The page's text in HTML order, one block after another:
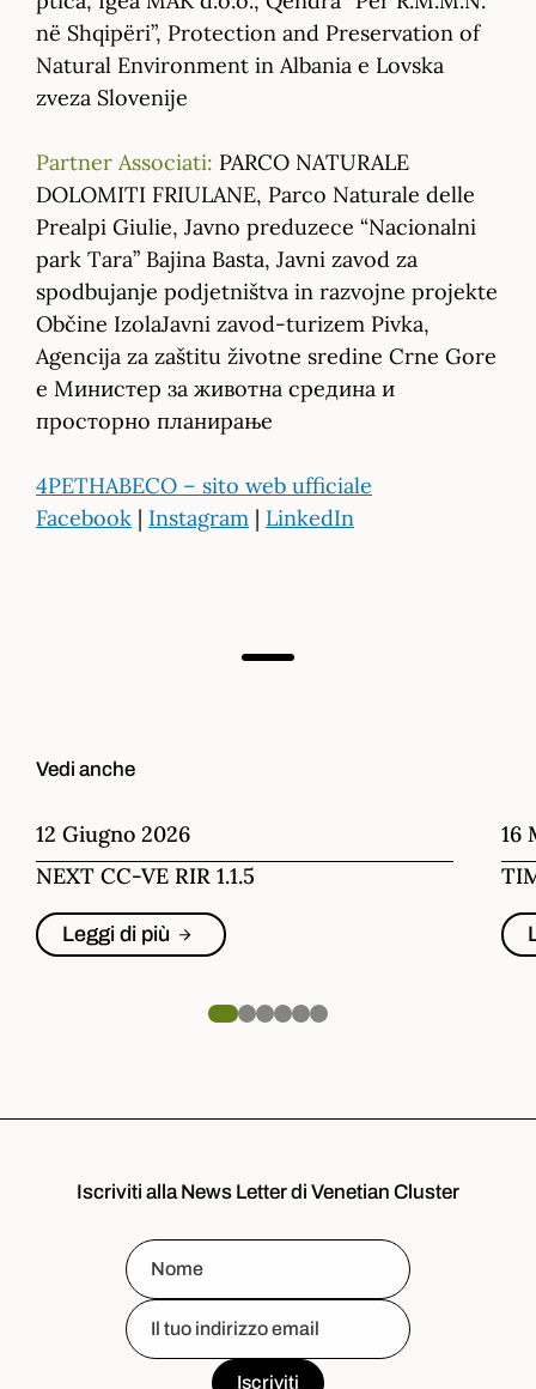
në Shqipëri”, Protection and Preservation of
Natural Environment in Albania e Lovska
zveza Slovenije
Partner Associati: PARCO NATURALE
DOLOMITI FRIULANE, Parco Naturale delle
Prealpi Giulie, Javno preduzece “Nacionalni
park Tara” Bajina Basta, Javni zavod za
spodbujanje podjetništva in razvojne projekte
Občine IzolaJavni zavod-turizem Pivka,
Agencija za zaštitu životne sredine Crne Gore
e Mинистер за животна средина и
просторно планирање
4PETHABECO – sito web ufficiale
Facebook | Instagram | LinkedIn
Vedi anche
12 Giugno 2026
NEXT CC-VE RIR 1.1.5
Leggi di più
16
Iscriviti alla News Letter di Venetian Cluster